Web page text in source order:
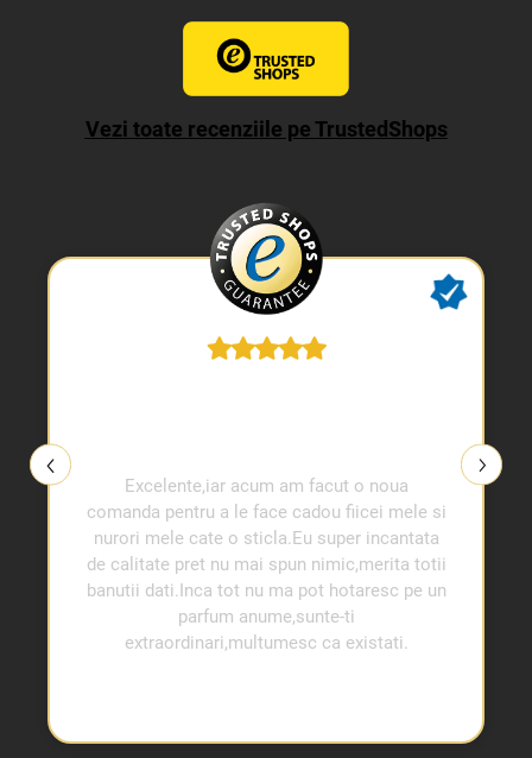
Vezi toate recenziile pe TrustedShops
Excelente,iar acum am facut o noua
comanda pentru a le face cadou fiicei mele si
nurori mele cate o sticla.Eu super incantata
de calitate pret nu mai spun nimic,merita totii
banutii dati.Inca tot nu ma pot hotaresc pe un
parfum anume,sunte-ti
extraordinari,multumesc ca existati.